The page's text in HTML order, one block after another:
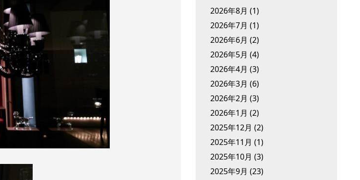
2026年8月 (1)
2026年7月 (1)
2026年6月 (2)
2026年5月 (4)
2026年4月 (3)
2026年3月 (6)
2026年2月 (3)
2026年1月 (2)
2025年12月 (2)
2025年11月 (1)
2025年10月 (3)
2025年9月 (23)